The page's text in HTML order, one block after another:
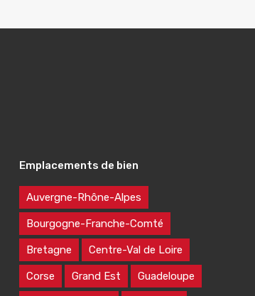
Emplacements de bien
Auvergne-Rhône-Alpes
Bourgogne-Franche-Comté
Bretagne Centre-Val de Loire
Corse Grand Est Guadeloupe